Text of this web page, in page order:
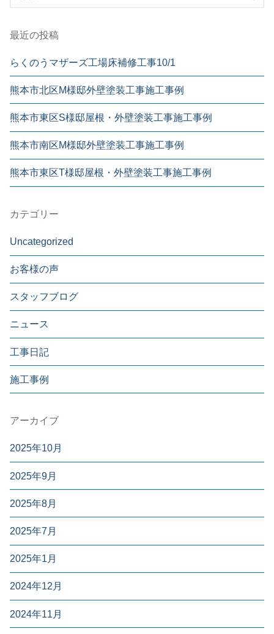
最近の投稿
らくのうマザーズ工場床補修工事10/1
熊本市北区M様邸外壁塗装工事施工事例
熊本市東区S様邸屋根・外壁塗装工事施工事例
熊本市南区M様邸外壁塗装工事施工事例
熊本市東区T様邸屋根・外壁塗装工事施工事例
カテゴリー
Uncategorized
お客様の声
スタッフブログ
ニュース
工事日記
施工事例
アーカイブ
2025年10月
2025年9月
2025年8月
2025年7月
2025年1月
2024年12月
2024年11月